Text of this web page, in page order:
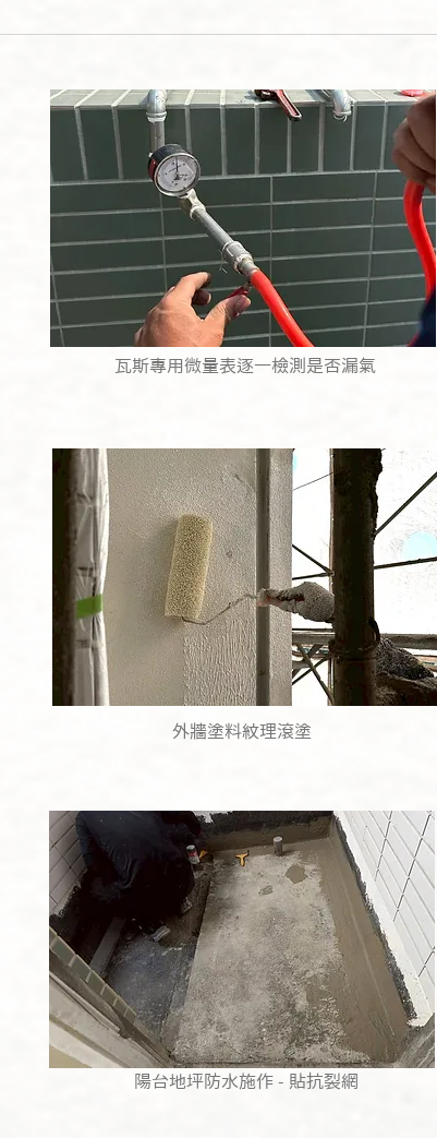
瓦斯專用微量表逐一檢測是否漏氣
外牆塗料紋理滾塗
陽台地坪防水施作 - 貼抗裂網